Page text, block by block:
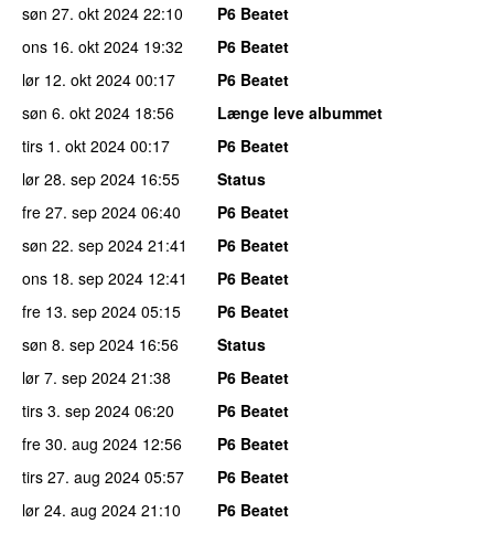
søn 27. okt 2024 22:10
P6 Beatet
ons 16. okt 2024 19:32
P6 Beatet
lør 12. okt 2024 00:17
P6 Beatet
søn 6. okt 2024 18:56
Længe leve albummet
tirs 1. okt 2024 00:17
P6 Beatet
lør 28. sep 2024 16:55
Status
fre 27. sep 2024 06:40
P6 Beatet
søn 22. sep 2024 21:41
P6 Beatet
ons 18. sep 2024 12:41
P6 Beatet
fre 13. sep 2024 05:15
P6 Beatet
søn 8. sep 2024 16:56
Status
lør 7. sep 2024 21:38
P6 Beatet
tirs 3. sep 2024 06:20
P6 Beatet
fre 30. aug 2024 12:56
P6 Beatet
tirs 27. aug 2024 05:57
P6 Beatet
lør 24. aug 2024 21:10
P6 Beatet